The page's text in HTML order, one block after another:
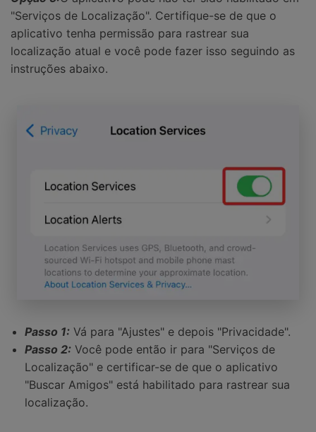
"Serviços de Localização". Certifique-se de que o
aplicativo tenha permissão para rastrear sua
localização atual e você pode fazer isso seguindo as
instruções abaixo.
Passo 1: Vá para "Ajustes" e depois "Privacidade".
Passo 2: Você pode então ir para "Serviços de
Localização" e certificar-se de que o aplicativo
"Buscar Amigos" está habilitado para rastrear sua
localização.